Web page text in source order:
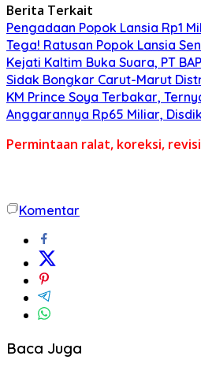
Berita Terkait
Pengadaan Popok Lansia Rp1
Tega! Ratusan Popok Lansia
Kejati Kaltim Buka Suara, PT
Sidak Bongkar Carut-Marut
KM Prince Soya Terbakar,
Anggarannya Rp65 Miliar,
Permintaan ralat, koreksi,
Komentar
Baca Juga